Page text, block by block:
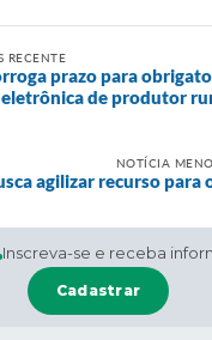
RECENTE
prazo para
de produtor
NOTÍCIA
agilizar recurso para
Inscreva-se e receba
Cadastrar